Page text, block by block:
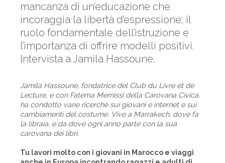
mancanza di un’educazione che
incoraggia la libertà d’espressione; il
ruolo fondamentale dell’istruzione e
l’importanza di offrire modelli positivi.
Intervista a Jamila Hassoune.
Jamila Hassoune, fondatrice del Club du Livre et de
Lecture, e con Fatema Mernissi della Carovana Civica,
ha condotto varie ricerche sui giovani e internet e sui
cambiamenti del costume. Vive a Marrakech, dove fa
la libraia, e da dove ogni anno parte con la sua
carovana dei libri.
Tu lavori molto con i giovani in Marocco e viaggi